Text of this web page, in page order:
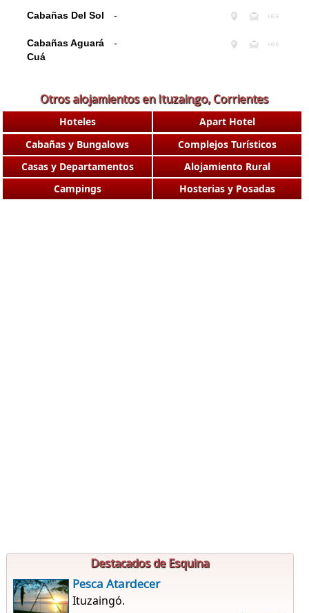
Cabañas Del Sol -
Cabañas Aguará
Cuá
-
Otros alojamientos en Ituzaingo, Corrientes
Hoteles
Apart Hotel
Cabañas y Bungalows
Complejos Turísticos
Casas y Departamentos
Alojamiento Rural
Campings
Hosterias y Posadas
Destacados de Esquina
Pesca Atardecer
Ituzaingó.